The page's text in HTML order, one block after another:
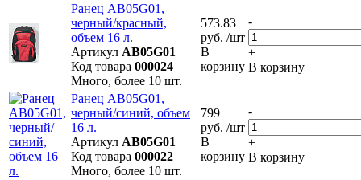
Ранец AB05G01,
черный/красный,
объем 16 л.
Артикул AB05G01
Код товара 000024
Много, более 10 шт.
573.83
руб. /шт
В
корзину
-
+
В корзину
Ранец AB05G01,
черный/синий, объем
16 л.
Артикул AB05G01
Код товара 000022
Много, более 10 шт.
799
руб. /шт
В
корзину
-
+
В корзину